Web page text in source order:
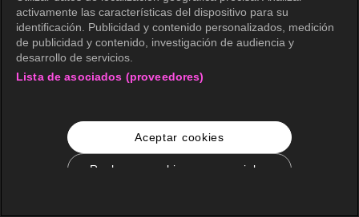
activamente las características del dispositivo para su
identificación. Publicidad y contenido personalizados, medición
de publicidad y contenido, investigación de audiencia y
desarrollo de servicios.
Lista de asociados (proveedores)
Aceptar cookies
Rechazar cookies no esenciales